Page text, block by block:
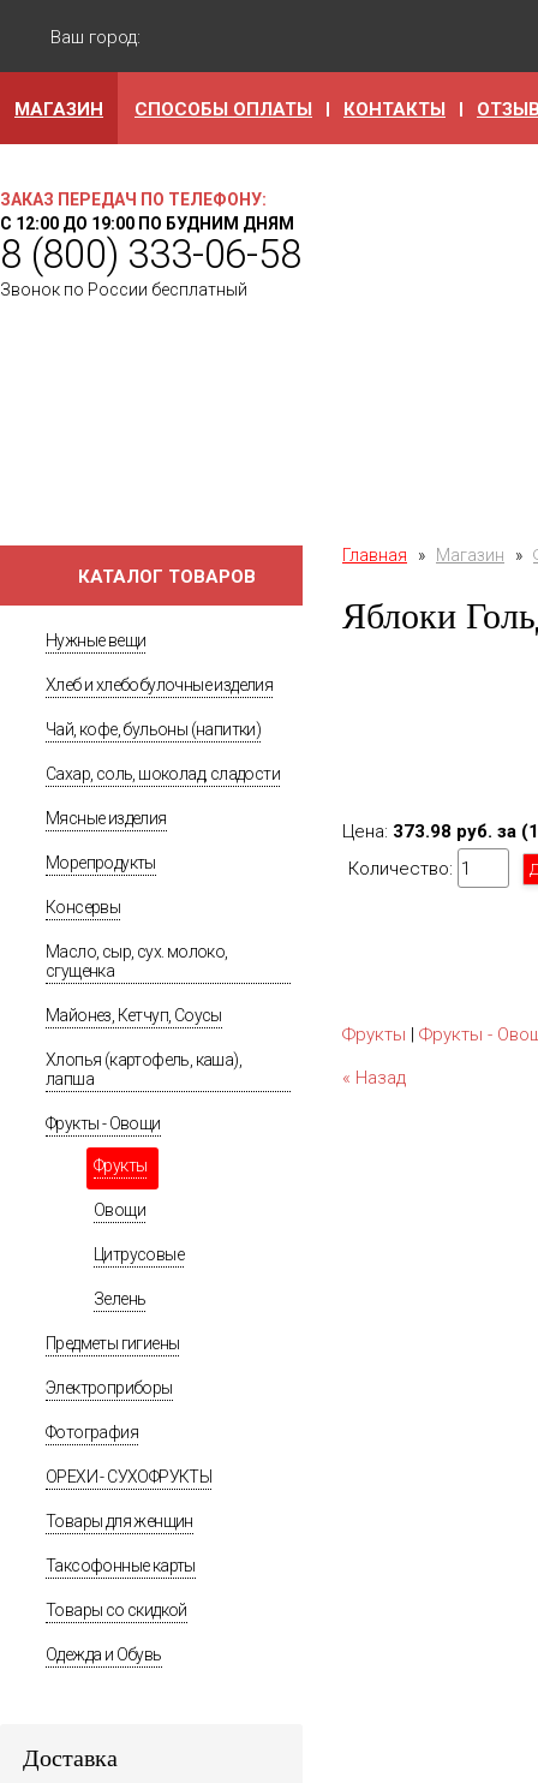
Ваш город:
МАГАЗИН СПОСОБЫ ОПЛАТЫ КОНТАКТЫ
ЗАКАЗ ПЕРЕДАЧ ПО ТЕЛЕФОНУ:
С 12:00 ДО 19:00 ПО БУДНИМ ДНЯМ
8 (800) 333-06-58
Звонок по России бесплатный
КАТАЛОГ ТОВАРОВ
Нужные вещи
Хлеб и хлебобулочные изделия
Чай, кофе, бульоны (напитки)
Сахар, соль, шоколад, сладости
Мясные изделия
Морепродукты
Консервы
Масло, сыр, сух. молоко,
сгущенка
Майонез, Кетчуп, Соусы
Хлопья (картофель, каша),
лапша
Фрукты - Овощи
Фрукты
Овощи
Цитрусовые
Зелень
Предметы гигиены
Электроприборы
Фотография
ОРЕХИ - СУХОФРУКТЫ
Товары для женщин
Таксофонные карты
Товары со скидкой
Одежда и Обувь
Доставка
Главная » Магазин »
Яблоки
Цена: 373.98 руб. за
Количество:
Фрукты | Фрукты -
« Назад